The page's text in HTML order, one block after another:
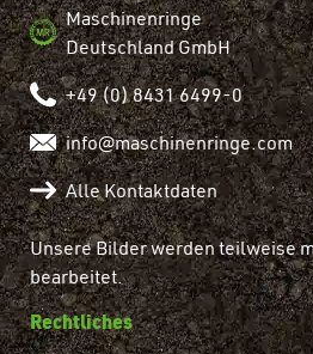
Maschinenringe
Deutschland GmbH
+49 (0) 8431 6499-0
info@maschinenringe.com
Alle Kontaktdaten
Unsere Bilder werden teilweise
bearbeitet.
Rechtliches